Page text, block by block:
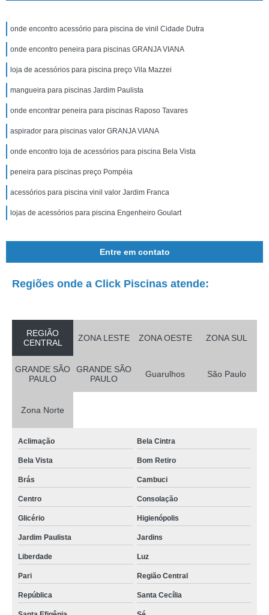
onde encontro acessório para piscina de vinil Cidade Dutra
onde encontro peneira para piscinas GRANJA VIANA
loja de acessórios para piscina preço Vila Mazzei
mangueira para piscinas Jardim Paulista
onde encontrar peneira para piscinas Raposo Tavares
aspirador para piscinas valor GRANJA VIANA
onde encontro loja de acessórios para piscina Bela Vista
peneira para piscinas preço Pompéia
acessórios para piscina vinil valor Jardim Franca
lojas de acessórios para piscina Engenheiro Goulart
Entre em contato
Regiões onde a Click Piscinas atende:
REGIÃO
CENTRAL
ZONA LESTE ZONA OESTE ZONA SUL
GRANDE SÃO
PAULO
GRANDE SÃO
PAULO
Guarulhos São Paulo
Zona Norte
Aclimação Bela Cintra
Bela Vista Bom Retiro
Brás Cambuci
Centro Consolação
Glicério Higienópolis
Jardim Paulista Jardins
Liberdade Luz
Pari Região Central
República Santa Cecília